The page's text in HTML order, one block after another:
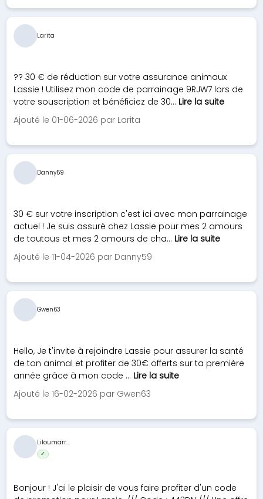
?? 30 € de réduction sur votre assurance animaux
Lassie ! Utilisez mon code de parrainage 9RJW7 lors de
votre souscription et bénéficiez de 30... Lire la suite
Ajouté le 01-06-2026 par Larita
Larita
30 € sur votre inscription c'est ici avec mon parrainage
actuel ! Je suis assuré chez Lassie pour mes 2 amours
de toutous et mes 2 amours de cha... Lire la suite
Ajouté le 11-04-2026 par Danny59
Danny59
Hello, Je t'invite à rejoindre Lassie pour assurer la santé
de ton animal et profiter de 30€ offerts sur ta première
année grâce à mon code ... Lire la suite
Ajouté le 16-02-2026 par Gwen63
Gwen63
Bonjour ! J'ai le plaisir de vous faire profiter d'un code
Liloumarr...
✓